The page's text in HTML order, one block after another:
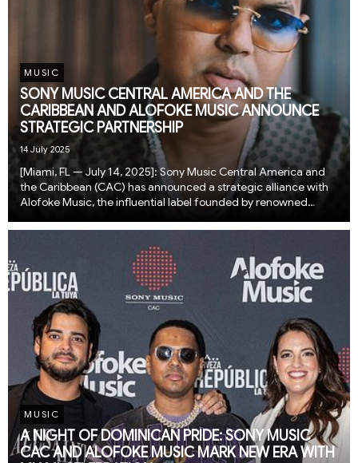
MUSIC
SONY MUSIC CENTRAL AMERICA AND THE
CARIBBEAN AND ALOFOKE MUSIC ANNOUNCE
STRATEGIC PARTNERSHIP
14 July 2025
[Miami, FL — July 14, 2025]: Sony Music Central America and
the Caribbean (CAC) has announced a strategic alliance with
Alofoke Music, the influential label founded by renowned
Matías. Under the agreement, Sony Music...
MUSIC
A NIGHT OF DOMINICAN PRIDE: SONY MUSIC
CAC AND ALOFOKE MUSIC MARK NEW ERA WITH